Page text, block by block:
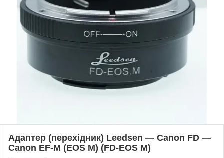
Адаптер (перехідник) Leedsen — Canon FD —
Canon EF-M (EOS M) (FD-EOS M)